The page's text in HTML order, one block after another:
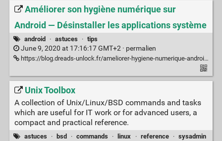
Améliorer son hygiène numérique sur
Android — Désinstaller les applications système
android · astuces · tips
June 9, 2020 at 17:16:17 GMT+2 · permalien
https://blog.dreads-unlock.fr/ameliorer-hygiene-numerique-android-desinstaller-applications-systeme/
Unix Toolbox
A collection of Unix/Linux/BSD commands and tasks
which are useful for IT work or for advanced users, a
compact and practical reference.
astuces · bsd · commands · linux · reference · sysadmin